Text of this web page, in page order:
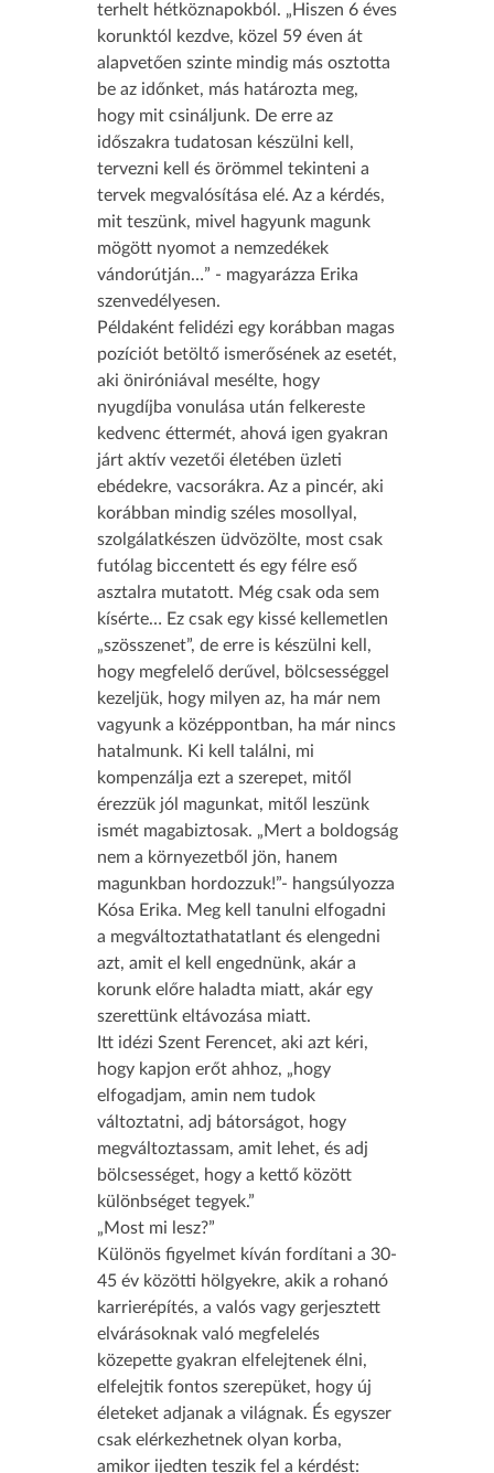
terhelt hétköznapokból. „Hiszen 6 éves
korunktól kezdve, közel 59 éven át
alapvetően szinte mindig más osztotta
be az időnket, más határozta meg,
hogy mit csináljunk. De erre az
időszakra tudatosan készülni kell,
tervezni kell és örömmel tekinteni a
tervek megvalósítása elé. Az a kérdés,
mit teszünk, mivel hagyunk magunk
mögött nyomot a nemzedékek
vándorútján…” - magyarázza Erika
szenvedélyesen.
Példaként felidézi egy korábban magas
pozíciót betöltő ismerősének az esetét,
aki öniróniával mesélte, hogy
nyugdíjba vonulása után felkereste
kedvenc éttermét, ahová igen gyakran
járt aktív vezetői életében üzleti
ebédekre, vacsorákra. Az a pincér, aki
korábban mindig széles mosollyal,
szolgálatkészen üdvözölte, most csak
futólag biccentett és egy félre eső
asztalra mutatott. Még csak oda sem
kísérte… Ez csak egy kissé kellemetlen
„szösszenet”, de erre is készülni kell,
hogy megfelelő derűvel, bölcsességgel
kezeljük, hogy milyen az, ha már nem
vagyunk a középpontban, ha már nincs
hatalmunk. Ki kell találni, mi
kompenzálja ezt a szerepet, mitől
érezzük jól magunkat, mitől leszünk
ismét magabiztosak. „Mert a boldogság
nem a környezetből jön, hanem
magunkban hordozzuk!”- hangsúlyozza
Kósa Erika. Meg kell tanulni elfogadni
a megváltoztathatatlant és elengedni
azt, amit el kell engednünk, akár a
korunk előre haladta miatt, akár egy
szerettünk eltávozása miatt.
Itt idézi Szent Ferencet, aki azt kéri,
hogy kapjon erőt ahhoz, „hogy
elfogadjam, amin nem tudok
változtatni, adj bátorságot, hogy
megváltoztassam, amit lehet, és adj
bölcsességet, hogy a kettő között
különbséget tegyek.”
„Most mi lesz?”
Különös figyelmet kíván fordítani a 30-
45 év közötti hölgyekre, akik a rohanó
karrierépítés, a valós vagy gerjesztett
elvárásoknak való megfelelés
közepette gyakran elfelejtenek élni,
elfelejtik fontos szerepüket, hogy új
életeket adjanak a világnak. És egyszer
csak elérkezhetnek olyan korba,
amikor ijedten teszik fel a kérdést: